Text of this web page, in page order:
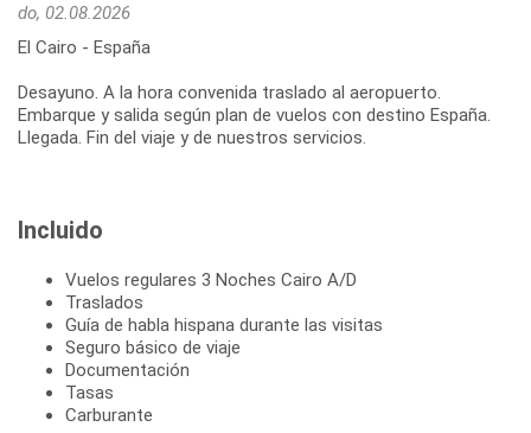
do, 02.08.2026
El Cairo - España
Desayuno. A la hora convenida traslado al aeropuerto.
Embarque y salida según plan de vuelos con destino España.
Llegada. Fin del viaje y de nuestros servicios.
Incluido
Vuelos regulares 3 Noches Cairo A/D
Traslados
Guía de habla hispana durante las visitas
Seguro básico de viaje
Documentación
Tasas
Carburante